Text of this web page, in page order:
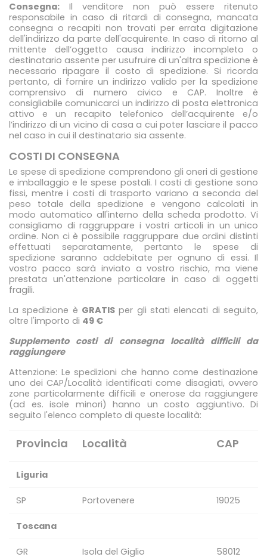
Consegna: Il venditore non può essere ritenuto
responsabile in caso di ritardi di consegna, mancata
consegna o recapiti non trovati per errata digitazione
dell'indirizzo da parte dell'acquirente. In caso di ritorno al
mittente dell’oggetto causa indirizzo incompleto o
destinatario assente per usufruire di un'altra spedizione è
necessario ripagare il costo di spedizione. Si ricorda
pertanto, di fornire un indirizzo valido per la spedizione
comprensivo di numero civico e CAP. Inoltre è
consigliabile comunicarci un indirizzo di posta elettronica
attivo e un recapito telefonico dell’acquirente e/o
l’indirizzo di un vicino di casa a cui poter lasciare il pacco
nel caso in cui il destinatario sia assente.
COSTI DI CONSEGNA
Le spese di spedizione comprendono gli oneri di gestione
e imballaggio e le spese postali. I costi di gestione sono
fissi, mentre i costi di trasporto variano a seconda del
peso totale della spedizione e vengono calcolati in
modo automatico all'interno della scheda prodotto. Vi
consigliamo di raggruppare i vostri articoli in un unico
ordine. Non ci è possibile raggruppare due ordini distinti
effettuati separatamente, pertanto le spese di
spedizione saranno addebitate per ognuno di essi. Il
vostro pacco sarà inviato a vostro rischio, ma viene
prestata un'attenzione particolare in caso di oggetti
fragili.
La spedizione è GRATIS per gli stati elencati di seguito,
oltre l'importo di 49 €
Supplemento costi di consegna località difficili da
raggiungere
Attenzione: Le spedizioni che hanno come destinazione
uno dei CAP/Località identificati come disagiati, ovvero
zone particolarmente difficili e onerose da raggiungere
(ad es. isole minori) hanno un costo aggiuntivo. Di
seguito l'elenco completo di queste località:
Provincia Località CAP
Liguria
SP Portovenere 19025
Toscana
GR Isola del Giglio 58012